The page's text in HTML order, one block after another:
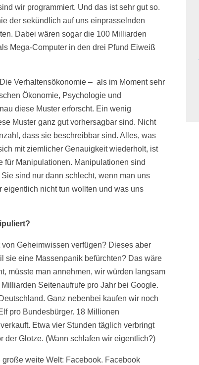
wir programmiert. Und das ist sehr gut so.
der sekündlich auf uns einprasselnden
Dabei wären sogar die 100 Milliarden
Mega-Computer in den drei Pfund Eiweiß
Verhaltensökonomie – als im Moment sehr
Ökonomie, Psychologie und
diese Muster erforscht. Ein wenig
Muster ganz gut vorhersagbar sind. Nicht
dass sie beschreibbar sind. Alles, was
mit ziemlicher Genauigkeit wiederholt, ist
für Manipulationen. Manipulationen sind
sind nur dann schlecht, wenn man uns
eigentlich nicht tun wollten und was uns
Geheimwissen verfügen? Dieses aber
sie eine Massenpanik befürchten? Das wäre
müsste man annehmen, wir würden langsam
Seitenaufrufe pro Jahr bei Google.
Ganz nebenbei kaufen wir noch
pro Bundesbürger. 18 Millionen
Etwa vier Stunden täglich verbringt
der Glotze. (Wann schlafen wir eigentlich?)
weite Welt: Facebook. Facebook